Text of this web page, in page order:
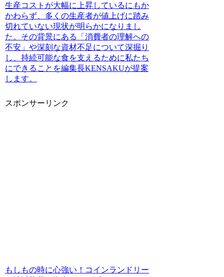
生産コストが大幅に上昇しているにもか
かわらず、多くの生産者が値上げに踏み
切れていない現状が明らかになりまし
た。その背景にある「消費者の理解への
不安」や深刻な資材不足について深掘り
し、持続可能な食を支えるために私たち
にできることを編集長KENSAKUが提案
します。
スポンサーリンク
もしもの時に心強い！コインランドリー